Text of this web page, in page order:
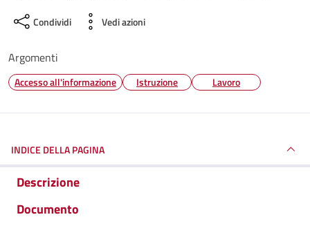
Condividi Vedi azioni
Argomenti
Accesso all'informazione Istruzione Lavoro
INDICE DELLA PAGINA
Descrizione
Documento